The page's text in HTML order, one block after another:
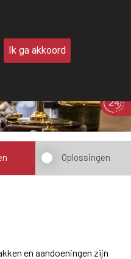
Oplossingen
en aandoeningen zijn
Ik ga akkoord